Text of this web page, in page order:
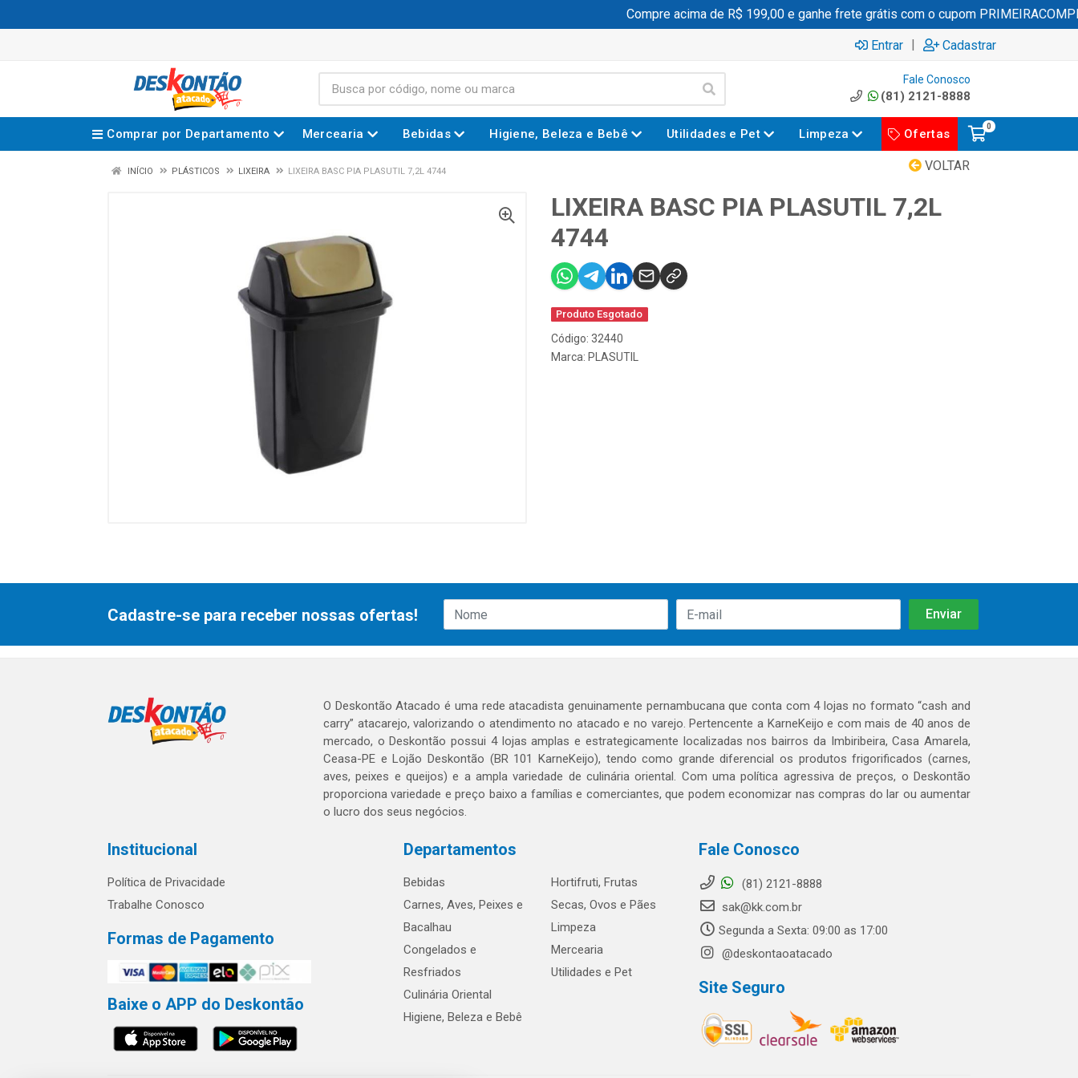
Compre acima de R$ 199,00 e ganhe frete grátis com o cupom PRIMEIRACOMPRA
Entrar | Cadastrar
Fale Conosco
(81) 2121-8888
Comprar por Departamento Mercearia Bebidas Higiene, Beleza e Bebê Utilidades e Pet Limpeza Ofertas
0
VOLTAR
INÍCIO PLÁSTICOS LIXEIRA LIXEIRA BASC PIA PLASUTIL 7,2L 4744
LIXEIRA BASC PIA PLASUTIL 7,2L
4744
Produto Esgotado
Código: 32440
Marca: PLASUTIL
Cadastre-se para receber nossas ofertas!
O Deskontão Atacado é uma rede atacadista genuinamente pernambucana que conta com 4 lojas no formato “cash and
carry” atacarejo, valorizando o atendimento no atacado e no varejo. Pertencente a KarneKeijo e com mais de 40 anos de
mercado, o Deskontão possui 4 lojas amplas e estrategicamente localizadas nos bairros da Imbiribeira, Casa Amarela,
Ceasa-PE e Lojão Deskontão (BR 101 KarneKeijo), tendo como grande diferencial os produtos frigorificados (carnes,
aves, peixes e queijos) e a ampla variedade de culinária oriental. Com uma política agressiva de preços, o Deskontão
proporciona variedade e preço baixo a famílias e comerciantes, que podem economizar nas compras do lar ou aumentar
o lucro dos seus negócios.
Institucional
Política de Privacidade
Trabalhe Conosco
Formas de Pagamento
Baixe o APP do Deskontão
Departamentos
Bebidas
Carnes, Aves, Peixes e
Bacalhau
Congelados e
Resfriados
Culinária Oriental
Higiene, Beleza e Bebê
Hortifruti, Frutas
Secas, Ovos e Pães
Limpeza
Mercearia
Utilidades e Pet
Fale Conosco
(81) 2121-8888
sak@kk.com.br
Segunda a Sexta: 09:00 as 17:00
@deskontaoatacado
Site Seguro